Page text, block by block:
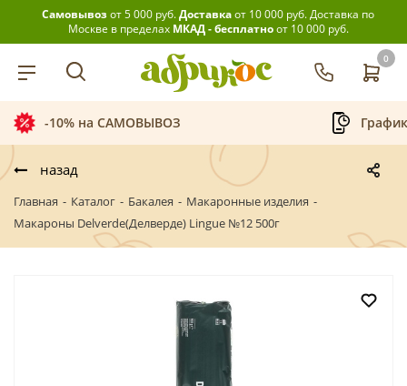
Самовывозот 5 000 руб.Доставкаот 10 000 руб.Доставка по
Москве в пределах МКАД - бесплатноот 10 000 руб.
0
График приёма заказов
назад
Главная - Каталог - Бакалея - Макаронные изделия -
Макароны Delverde(Делверде) Lingue №12 500г